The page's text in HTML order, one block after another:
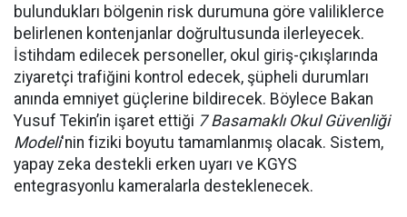
bulundukları bölgenin risk durumuna göre valiliklerce
belirlenen kontenjanlar doğrultusunda ilerleyecek.
İstihdam edilecek personeller, okul giriş-çıkışlarında
ziyaretçi trafiğini kontrol edecek, şüpheli durumları
anında emniyet güçlerine bildirecek. Böylece Bakan
Yusuf Tekin’in işaret ettiği 7 Basamaklı Okul Güvenliği
Modeli'nin fiziki boyutu tamamlanmış olacak. Sistem,
yapay zeka destekli erken uyarı ve KGYS
entegrasyonlu kameralarla desteklenecek.